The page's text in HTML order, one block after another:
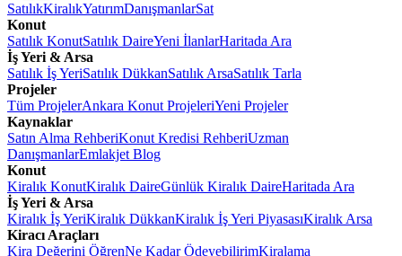
SatılıkKiralıkYatırımDanışmanlarSat
Konut
Satılık KonutSatılık DaireYeni İlanlarHaritada Ara
İş Yeri & Arsa
Satılık İş YeriSatılık DükkanSatılık ArsaSatılık Tarla
Projeler
Tüm ProjelerAnkara Konut ProjeleriYeni Projeler
Kaynaklar
Satın Alma RehberiKonut Kredisi RehberiUzman
DanışmanlarEmlakjet Blog
Konut
Kiralık KonutKiralık DaireGünlük Kiralık DaireHaritada Ara
İş Yeri & Arsa
Kiralık İş YeriKiralık DükkanKiralık İş Yeri PiyasasıKiralık Arsa
Kiracı Araçları
Kira Değerini ÖğrenNe Kadar ÖdeyebilirimKiralama